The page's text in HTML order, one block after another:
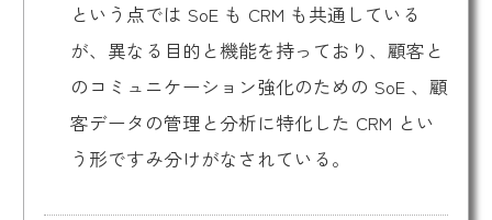
という点では SoEも CRM も共通している
が、異なる目的と機能を持っており、顧客と
のコミュニケーション強化のための SoE、顧
客データの管理と分析に特化した CRM とい
う形ですみ分けがなされている。